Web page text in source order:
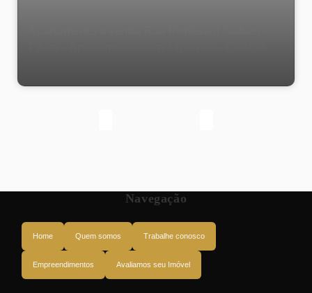
Navegação
Home Quem somos Trabalhe conosco
Empreendimentos Avaliamos seu Imóvel